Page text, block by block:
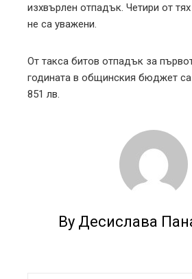
изхвърлен отпадък. Четири от
не са уважени.
От такса битов отпадък за
годината в общинския бюджет
851 лв.
By Десислава